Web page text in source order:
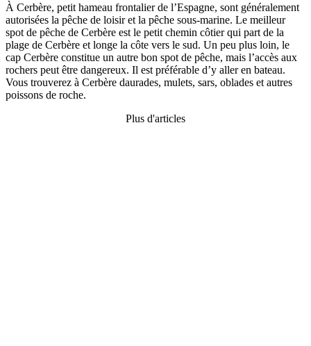
À Cerbère, petit hameau frontalier de l’Espagne, sont généralement
autorisées la pêche de loisir et la pêche sous-marine. Le meilleur
spot de pêche de Cerbère est le petit chemin côtier qui part de la
plage de Cerbère et longe la côte vers le sud. Un peu plus loin, le
cap Cerbère constitue un autre bon spot de pêche, mais l’accès aux
rochers peut être dangereux. Il est préférable d’y aller en bateau.
Vous trouverez à Cerbère daurades, mulets, sars, oblades et autres
poissons de roche.
Plus d'articles